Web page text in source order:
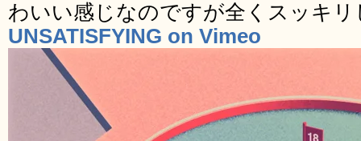
わいい感じなのですが全くスッキリ
UNSATISFYING on Vimeo